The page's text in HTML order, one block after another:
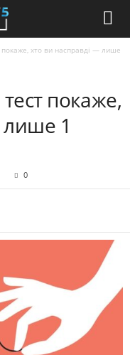
покаже, хто ви насправді — лише
покаже,
лише 1
0